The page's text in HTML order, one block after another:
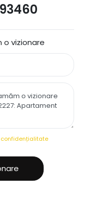
o vizionare